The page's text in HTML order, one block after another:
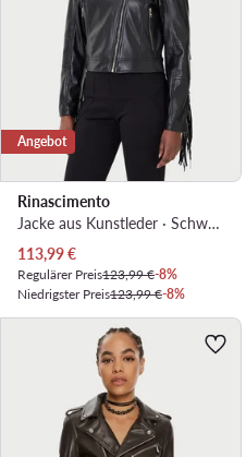
Angebot
Rinascimento
Jacke aus Kunstleder · Schwarz
Aktueller Preis
113,99€
Regulärer Preis123,99 €-8%
Niedrigster Preis123,99 €-8%